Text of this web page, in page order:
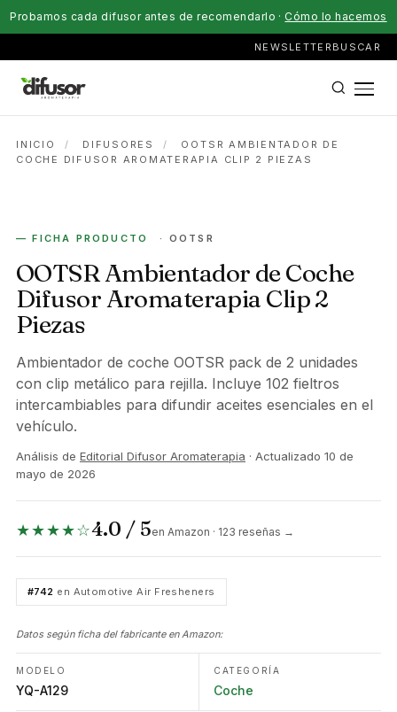
Probamos cada difusor antes de recomendarlo · Cómo lo hacemos
NEWSLETTER BUSCAR
INICIO / DIFUSORES /
OOTSR AMBIENTADOR DE
COCHE DIFUSOR AROMATERAPIA CLIP 2 PIEZAS
— FICHA PRODUCTO · OOTSR
OOTSR Ambientador de Coche
Difusor Aromaterapia Clip 2
Piezas
Ambientador de coche OOTSR pack de 2 unidades
con clip metálico para rejilla. Incluye 102 fieltros
intercambiables para difundir aceites esenciales en el
vehículo.
Análisis de Editorial Difusor Aromaterapia · Actualizado 10 de
mayo de 2026
★★★★☆4.0 / 5en Amazon · 123 reseñas →
#742 en Automotive Air Fresheners
Datos según ficha del fabricante en Amazon:
MODELO
YQ-A129
CATEGORÍA
Coche